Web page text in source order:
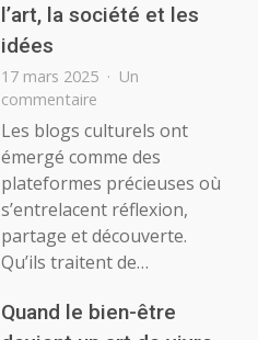
l’art, la société et les
idées
17 mars 2025
Un
commentaire
Le
blog
culture
:
une
fenêtre
ouverte
l’art,
Les blogs culturels ont
émergé comme des
plateformes précieuses où
s’entrelacent réflexion,
partage et découverte.
Qu’ils traitent de…
Quand le bien-être